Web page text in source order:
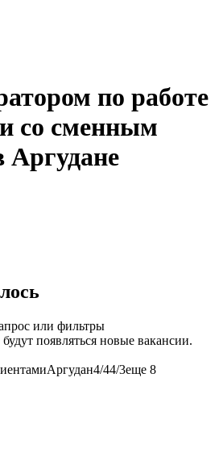
по работе
со сменным
Аргудане
или фильтры
появляться новые вакансии.
Аргудан4/44/3еще 8